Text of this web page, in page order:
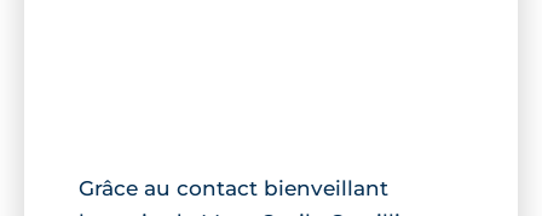
Grâce au contact bienveillant